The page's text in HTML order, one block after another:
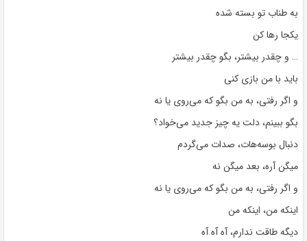
به طناب تو بسته شده
یکجا رها کن
… و چقدر بیشتر، بگو چقدر بیشتر
باید با من بازی کنی
و اگر رفتی، به من بگو که می‌روی یا نه
بگو ببینم، دلت یه چیز جدید می‌خواد؟
دنبال بوسه‌هات، صدات می‌گردم
میگن آره، بعد میگن نه
و اگر رفتی، به من بگو که می‌روی یا نه
اینکه من، اینکه من
دیگه طاقت ندارم، آه آه آه